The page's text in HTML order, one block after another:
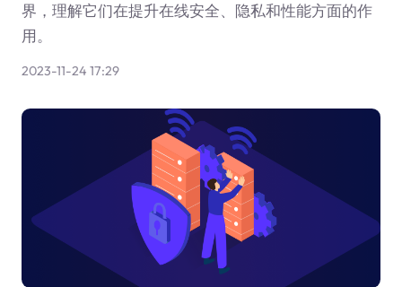
界，理解它们在提升在线安全、隐私和性能方面的作
用。
2023-11-24 17:29